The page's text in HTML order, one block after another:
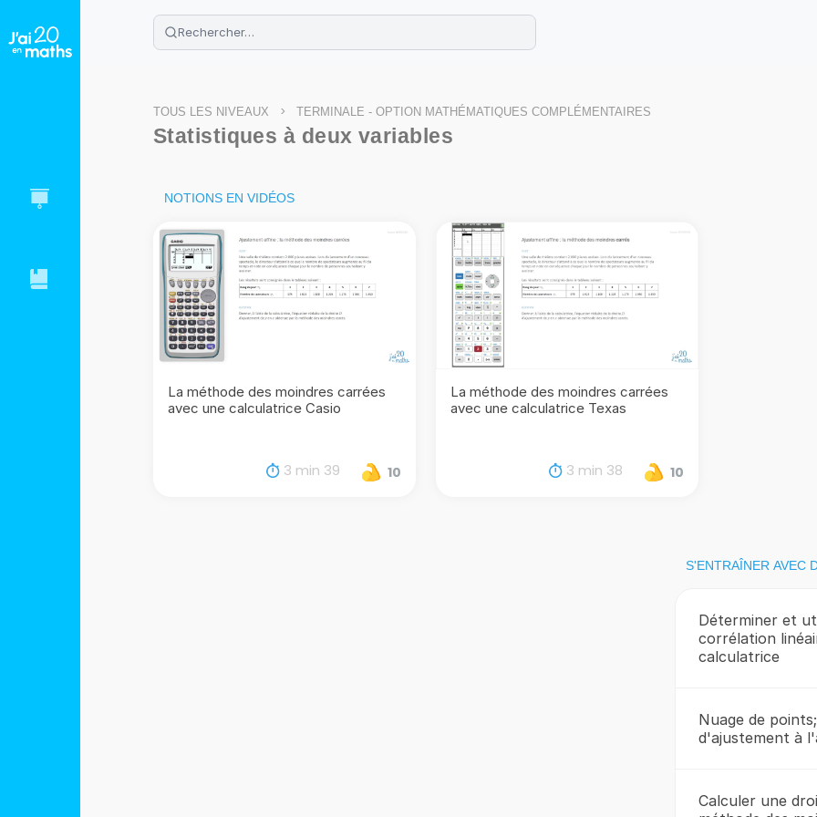
🌴Cahier de vacances offert: révise les maths cet été !
Télécharge ton PDF gratuit et progresse avec des exercices corrigés en vidéo.
TOUS LES NIVEAUX > TERMINALE - OPTION MATHÉMATIQUES COMPLÉMENTAIRES
Statistiques à deux variables
NOTIONS EN VIDÉOS
La méthode des moindres carrées
avec une calculatrice Casio
3 min 39 10
La méthode des moindres carrées
avec une calculatrice Texas
3 min 38 10
S'ENTRAÎNER AVEC
Déterminer et
corrélation
calculatrice
Nuage de
d'ajustement à
Calculer une